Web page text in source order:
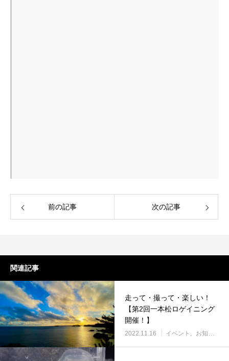
前の記事 次の記事
関連記事
走って・撮って・楽しい！
【第2回一本松ロゲイニング
開催！】
2022.11.16 イベント お知らせ